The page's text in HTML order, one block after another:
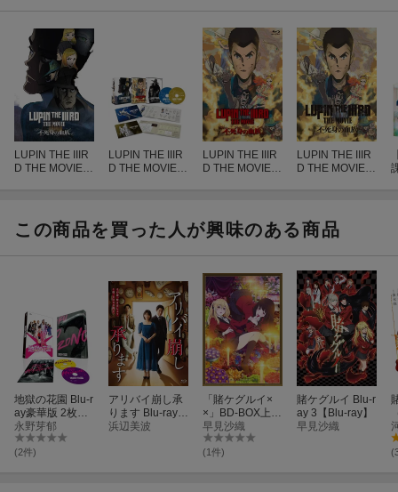
LUPIN THE IIIR
D THE MOVIE
LUPIN THE IIIR
D THE MOVIE
LUPIN THE IIIR
D THE MOVIE
LUPIN THE IIIR
D THE MOVIE
この商品を買った人が興味のある商品
地獄の花園 Blu-r
ay豪華版 2枚組
【Blu-ray】
永野芽郁
(2件)
アリバイ崩し承
ります Blu-ray B
OX【Blu-ray】
浜辺美波
「賭ケグルイ×
×」BD-BOX上巻
【Blu-ray】
早見沙織
(1件)
賭ケグルイ Blu-r
ay 3【Blu-ray】
早見沙織